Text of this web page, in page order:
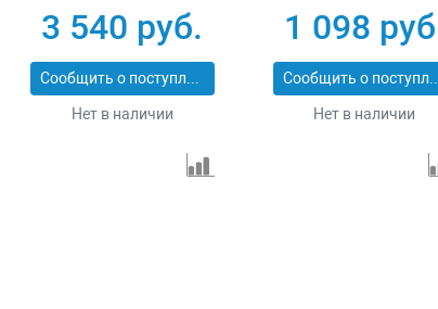
x 2,2 x 12 mm
3 540 руб.
Сообщить о поступлении
Нет в наличии
1 098
Сообщить
Нет в наличии